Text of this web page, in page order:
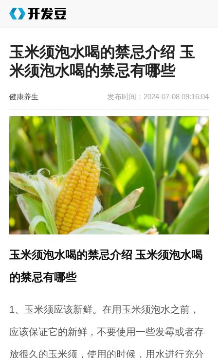
玉米须泡水喝的禁忌介绍 玉
米须泡水喝的禁忌有哪些
健康养生 发布时间：2024-07-08 09:16:04
玉米须泡水喝的禁忌介绍 玉米须泡水喝
的禁忌有哪些
1、玉米须应该新鲜。在用玉米须泡水之前，
应该保证它的新鲜，不要使用一些发霉或者存
放很久的玉米须，使用的时候，用水进行充分